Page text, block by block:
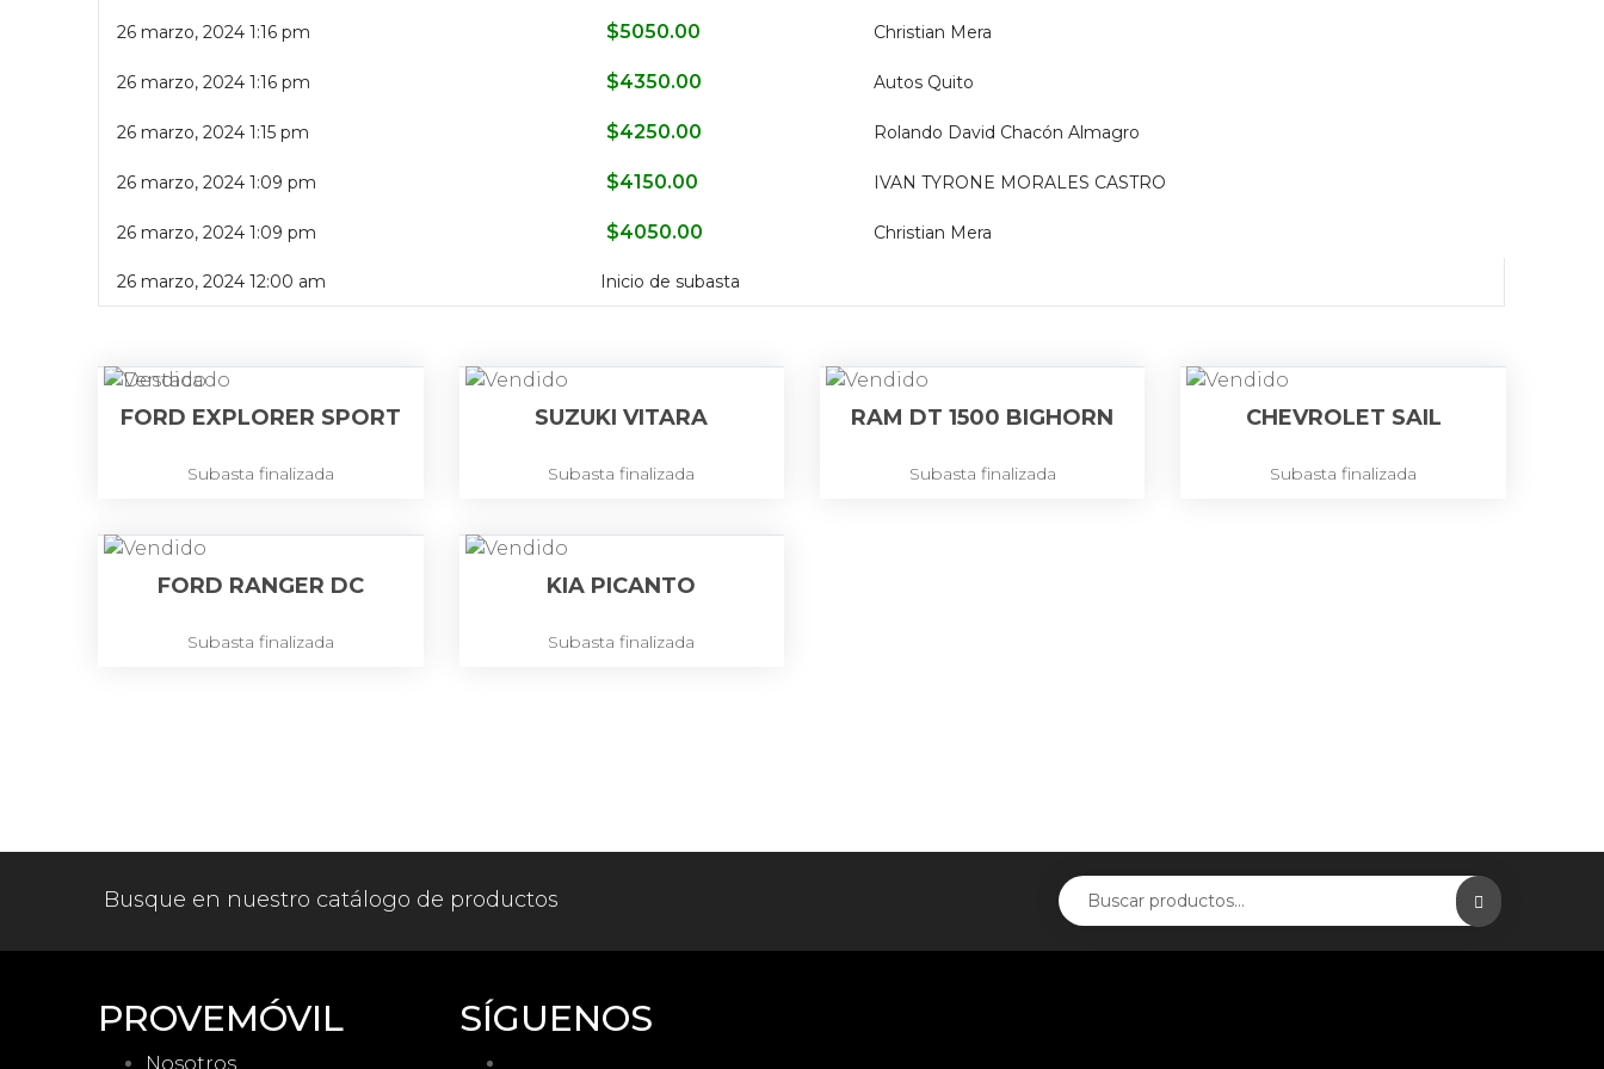
26 marzo, 2024 1:16 pm $5050.00 Christian Mera
26 marzo, 2024 1:16 pm $4350.00 Autos Quito
26 marzo, 2024 1:15 pm $4250.00 Rolando David Chacón Almagro
26 marzo, 2024 1:09 pm $4150.00 IVAN TYRONE MORALES CASTRO
26 marzo, 2024 1:09 pm $4050.00 Christian Mera
26 marzo, 2024 12:00 am Inicio de subasta
FORD EXPLORER SPORT
Subasta finalizada
SUZUKI VITARA
Subasta finalizada
RAM DT 1500 BIGHORN
Subasta finalizada
CHEVROLET SAIL
Subasta finalizada
FORD RANGER DC
Subasta finalizada
KIA PICANTO
Subasta finalizada
Busque en nuestro catálogo de productos
PROVEMÓVIL
Nosotros
SÍGUENOS